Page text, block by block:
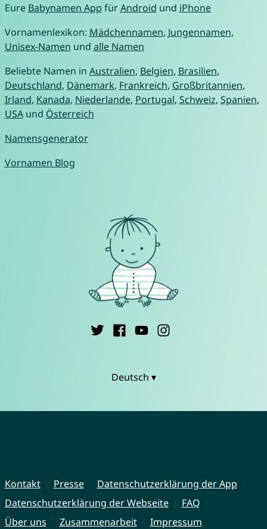
Eure Babynamen App fürAndroid und iPhone
Vornamenlexikon: Mädchennamen, Jungennamen,
Unisex-Namen und alle Namen
Beliebte Namen in Australien, Belgien, Brasilien,
Deutschland, Dänemark, Frankreich, Großbritannien,
Irland, Kanada, Niederlande, Portugal, Schweiz, Spanien,
USAund Österreich
Namensgenerator
Vornamen Blog
Deutsch ▾
Kontakt Presse
Datenschutzerklärung der App
Datenschutzerklärung der Webseite
FAQ
Über uns
Zusammenarbeit Impressum